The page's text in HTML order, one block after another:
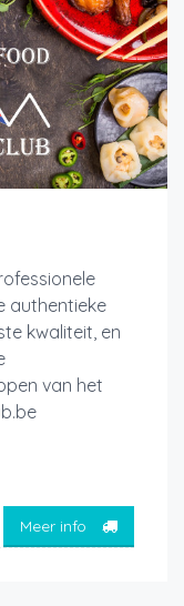
authentieke
kwaliteit, en
van het
Meer info